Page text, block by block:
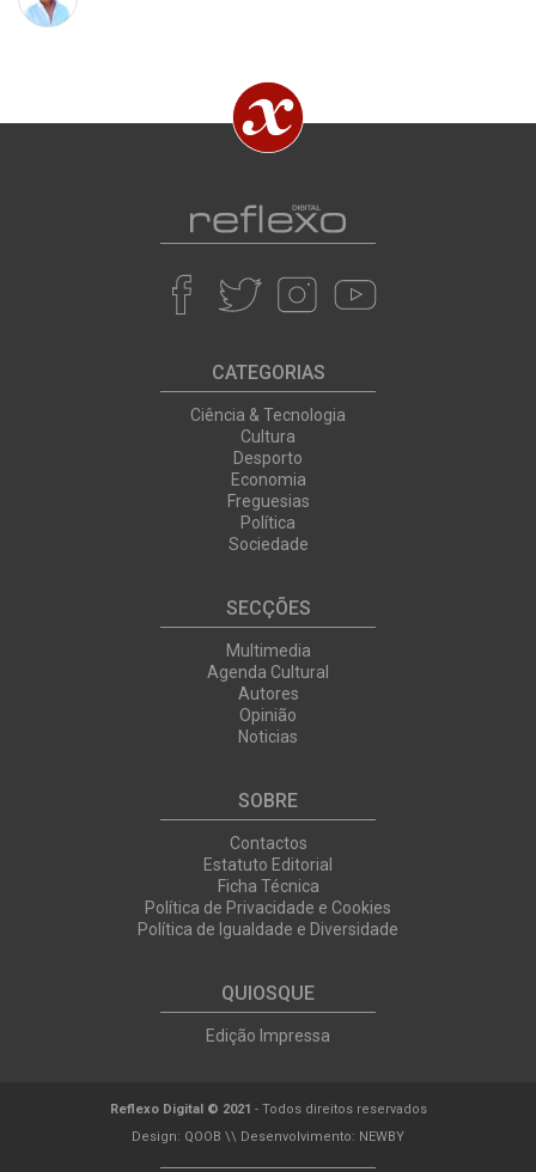
CATEGORIAS
Ciência & Tecnologia
Cultura
Desporto
Economia
Freguesias
Política
Sociedade
SECÇÕES
Multimedia
Agenda Cultural
Autores
Opinião
Noticias
SOBRE
Contactos
Estatuto Editorial
Ficha Técnica
Política de Privacidade e Cookies
Política de Igualdade e Diversidade
QUIOSQUE
Edição Impressa
Reflexo Digital © 2021 - Todos direitos reservados
Design: QOOB \\ Desenvolvimento: NEWBY